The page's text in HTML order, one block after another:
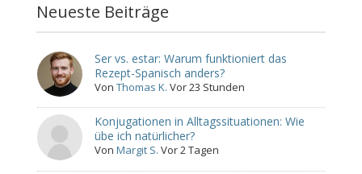
Neueste Beiträge
Ser vs. estar: Warum funktioniert das
Rezept-Spanisch anders?
VonThomas K. Vor 23 Stunden
Konjugationen in Alltagssituationen: Wie
übe ich natürlicher?
VonMargit S. Vor 2 Tagen